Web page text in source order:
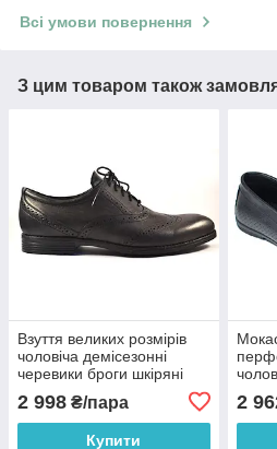
Всі умови повернення
З цим товаром також
Взуття великих розмірів
чоловіча демісезонні
черевики броги шкіряні
Felicete Onyx Black BS
2 998 ₴/пара
Купити
BS
2